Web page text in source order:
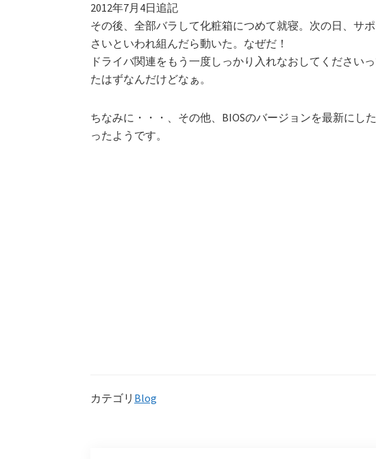
2012年7月4日追記
その後、全部バラして化粧箱につめて就寝。次の日、サ
さいといわれ組んだら動いた。なぜだ！
ドライバ関連をもう一度しっかり入れなおしてください
たはずなんだけどなぁ。
ちなみに・・・、その他、BIOSのバージョンを最新にし
ったようです。
カテゴリ Blog